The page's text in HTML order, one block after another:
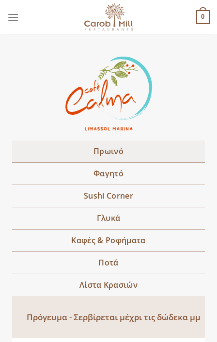
στο
0
Πρωινό
Φαγητό
Sushi Corner
Γλυκά
Καφές & Ροφήματα
Ποτά
Λίστα Κρασιών
Πρόγευμα - Σερβίρεται μέχρι τις δώδεκα μμ